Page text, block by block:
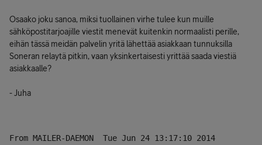
Osaako joku sanoa, miksi tuollainen virhe tulee kun muille
sähköpostitarjoajille viestit menevät kuitenkin normaalisti perille,
eihän tässä meidän palvelin yritä lähettää asiakkaan tunnuksilla
Soneran relaytä pitkin, vaan yksinkertaisesti yrittää saada viestiä
asiakkaalle?
- Juha
From MAILER-DAEMON  Tue Jun 24 13:17:10 2014